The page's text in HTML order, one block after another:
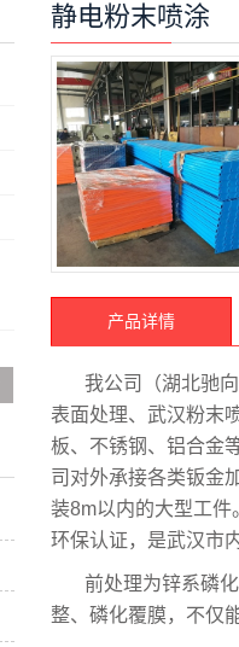
静电粉末喷涂
产品详情
我公司（湖北驰
表面处理、武汉粉末
板、不锈钢、铝合金
司对外承接各类钣金
装8m以内的大型工
环保认证，是武汉市
前处理为锌系磷
整、磷化覆膜，不仅